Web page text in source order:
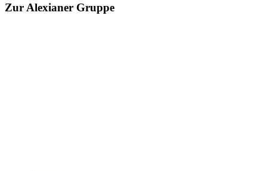
Zur Alexianer Gruppe